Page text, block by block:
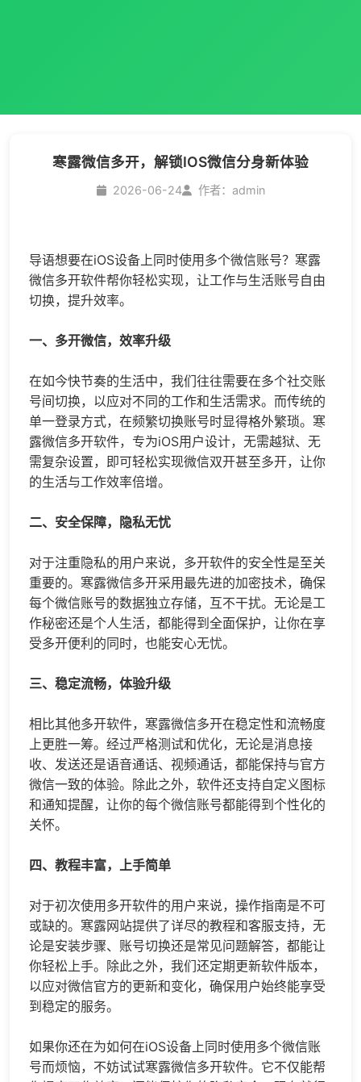
寒露微信多开，解锁IOS微信分身新体验
2026-06-24 作者：admin
导语想要在iOS设备上同时使用多个微信账号？寒露
微信多开软件帮你轻松实现，让工作与生活账号自由
切换，提升效率。
一、多开微信，效率升级
在如今快节奏的生活中，我们往往需要在多个社交账
号间切换，以应对不同的工作和生活需求。而传统的
单一登录方式，在频繁切换账号时显得格外繁琐。寒
露微信多开软件，专为iOS用户设计，无需越狱、无
需复杂设置，即可轻松实现微信双开甚至多开，让你
的生活与工作效率倍增。
二、安全保障，隐私无忧
对于注重隐私的用户来说，多开软件的安全性是至关
重要的。寒露微信多开采用最先进的加密技术，确保
每个微信账号的数据独立存储，互不干扰。无论是工
作秘密还是个人生活，都能得到全面保护，让你在享
受多开便利的同时，也能安心无忧。
三、稳定流畅，体验升级
相比其他多开软件，寒露微信多开在稳定性和流畅度
上更胜一筹。经过严格测试和优化，无论是消息接
收、发送还是语音通话、视频通话，都能保持与官方
微信一致的体验。除此之外，软件还支持自定义图标
和通知提醒，让你的每个微信账号都能得到个性化的
关怀。
四、教程丰富，上手简单
对于初次使用多开软件的用户来说，操作指南是不可
或缺的。寒露网站提供了详尽的教程和客服支持，无
论是安装步骤、账号切换还是常见问题解答，都能让
你轻松上手。除此之外，我们还定期更新软件版本，
以应对微信官方的更新和变化，确保用户始终能享受
到稳定的服务。
如果你还在为如何在iOS设备上同时使用多个微信账
号而烦恼，不妨试试寒露微信多开软件。它不仅能帮